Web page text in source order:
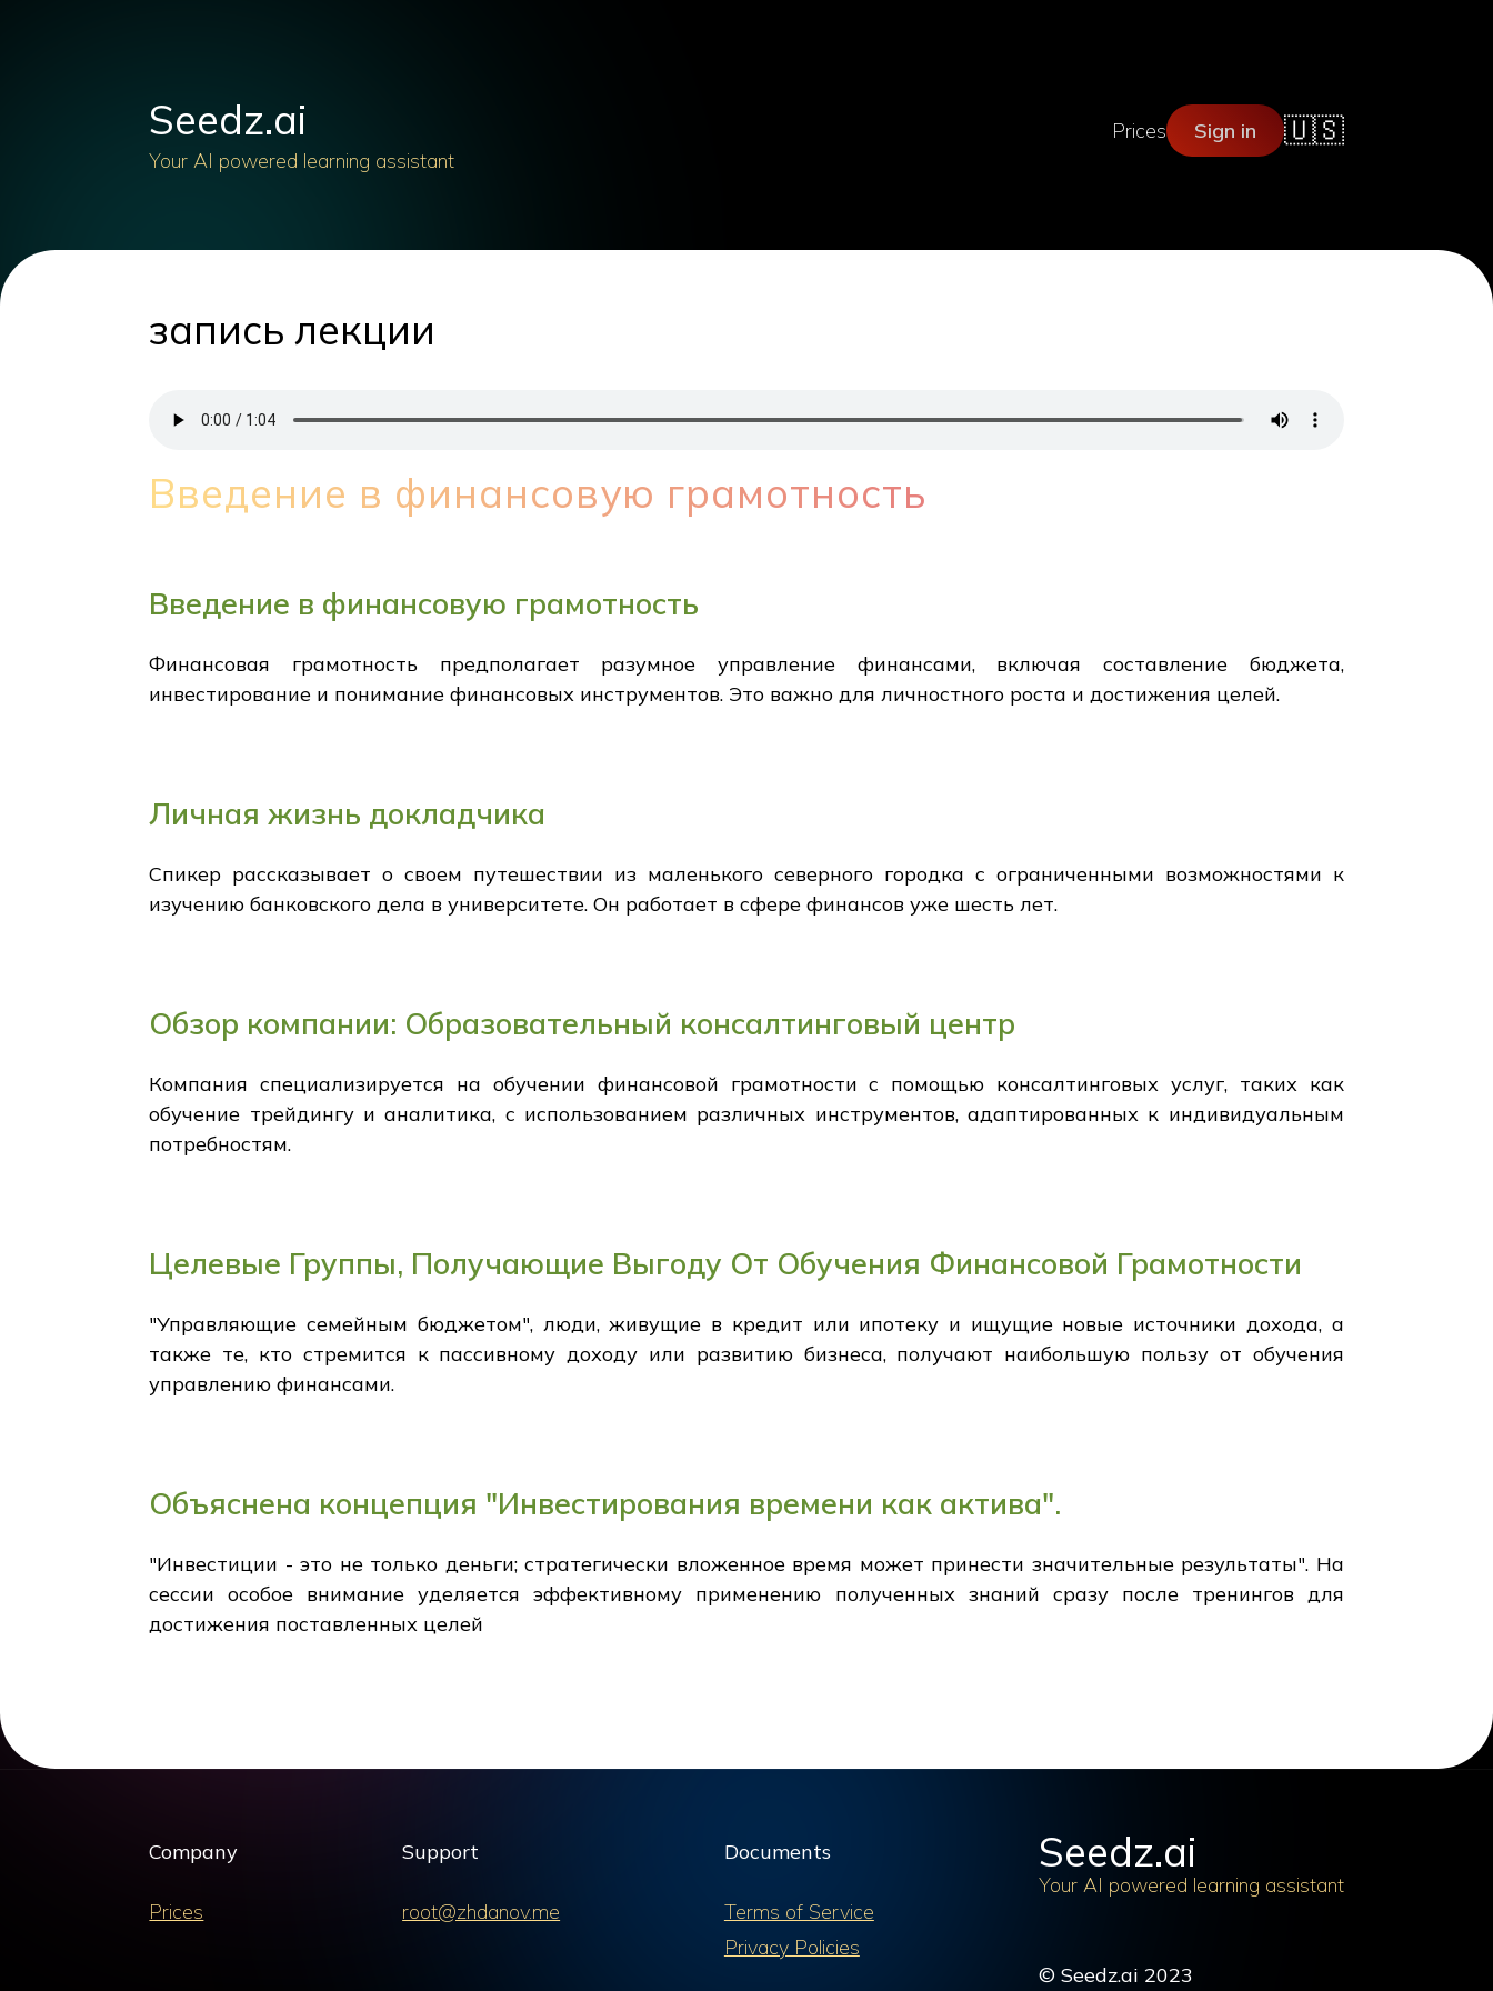
Seedz.ai
Your AI powered learning assistant
Prices Sign in 🇺🇸
запись лекции
Введение в финансовую грамотность
Введение в финансовую грамотность
Финансовая грамотность предполагает разумное управление финансами, включая составление бюджета,
инвестирование и понимание финансовых инструментов. Это важно для личностного роста и достижения целей.
Личная жизнь докладчика
Спикер рассказывает о своем путешествии из маленького северного городка с ограниченными возможностями к
изучению банковского дела в университете. Он работает в сфере финансов уже шесть лет.
Обзор компании: Образовательный консалтинговый центр
Компания специализируется на обучении финансовой грамотности с помощью консалтинговых услуг, таких как
обучение трейдингу и аналитика, с использованием различных инструментов, адаптированных к индивидуальным
потребностям.
Целевые Группы, Получающие Выгоду От Обучения Финансовой Грамотности
"Управляющие семейным бюджетом", люди, живущие в кредит или ипотеку и ищущие новые источники дохода, а
также те, кто стремится к пассивному доходу или развитию бизнеса, получают наибольшую пользу от обучения
управлению финансами.
Объяснена концепция "Инвестирования времени как актива".
"Инвестиции - это не только деньги; стратегически вложенное время может принести значительные результаты". На
сессии особое внимание уделяется эффективному применению полученных знаний сразу после тренингов для
достижения поставленных целей
Company
Prices
Support
root@zhdanov.me
Documents
Terms of Service
Privacy Policies
Seedz.ai
Your AI powered learning assistant
© Seedz.ai 2023